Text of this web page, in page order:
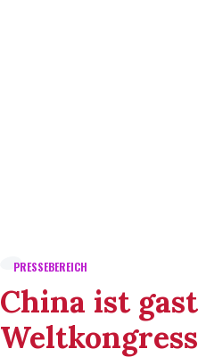
PRESSEBEREICH
China ist